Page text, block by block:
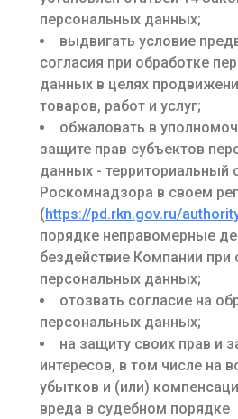
персональных данных;
выдвигать условие
согласия при обработке
данных в целях
товаров, работ и услуг;
обжаловать в
защите прав субъектов
данных - территориальный
Роскомнадзора в своем
(https://pd.rkn.gov.ru/
порядке неправомерные
бездействие Компании при
персональных данных;
отозвать согласие на
персональных данных;
на защиту своих прав и
интересов, в том числе на
убытков и (или)
вреда в судебном порядке